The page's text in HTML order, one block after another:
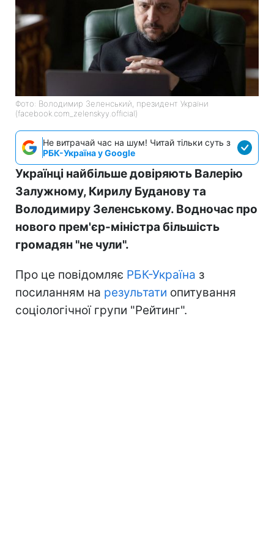
Фото: Володимир Зеленський, президент України
(facebook.com_zelenskyy.official)
Не витрачай час на шум! Читай тільки суть з
РБК-Україна у Google
Українці найбільше довіряють Валерію
Залужному, Кирилу Буданову та
Володимиру Зеленському. Водночас про
нового прем'єр-міністра більшість
громадян "не чули".
Про це повідомляє РБК-Україна з
посиланням на результати опитування
соціологічної групи "Рейтинг".